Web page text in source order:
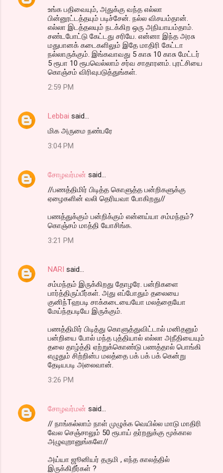
உங்க பதிவையும், அதுக்கு வந்த எல்லா
பின்னூட்டத்தயும் படிச்சேன். நல்ல விசயம்தான்.
எல்லா இடத்தலயும் நடக்கிற ஒரு அநியாயம்தாம்.
சண்டபோட்டு கேட்டது சரியே. என்னா இந்த அரசு
மதுபானக் கடைகளிலும் இதே மாதிரி கேட்டா
நல்லாருக்கும். இங்கவாவது 5 காசு 10 காசு மேட்டர்
5 ரூபா 10 ரூபவெல்லாம் சர்வ சாதாரனம். புரட்சியை
கொஞ்சம் விரிவுபடுத்துங்கள்.
2:59 PM
Lebbai said…
மிக அருமை நண்பரே
3:04 PM
சோழவர்மன் said…
//பணத்திமிர் பிடித்த கொளுத்த பன்றிகளுக்கு
ஏழைகளின் வலி தெரியவா போகிறது//
பணத்துக்கும் பன்றிக்கும் என்னய்யா சம்மந்தம்?
கொஞ்சம் மாத்தி யோசிங்க.
3:21 PM
NARI said…
சம்மந்தம் இருக்கிறது தோழரே. பன்றிகளை
பார்த்திருப்பீர்கள். அது எப்போதும் தலையை
குனிந்Tஹபடி சாக்கடையையோ மலத்தையோ
மேய்ந்தபடியே இருக்கும்.
பணத்திமிர் பிடித்து கொளுத்துவிட்டால் மனிதனும்
பன்றியை போல் மந்த புத்தியால் எல்லா அநீதியையும்
தலை தாழ்த்தி ஏற்றுக்கொண்டு பணத்தால் பொங்கி
எழுதும் சிற்றின்ப மலத்தை பக் பக் பக் கென்று
தேடியபடி அலைவான்.
3:26 PM
சோழவர்மன் said…
// நாங்கல்லாம் நாள் முழுக்க வெயில்ல மாடு மாதிரி
வேல செஞ்சாலும் 50 ரூபாய் தர்றதுக்கு மூக்கால
அழுவுறானுங்களே//
அய்யா ஜூனியர் தருமி , எந்த காலத்தில்
இருக்கிறீர்கள் ?